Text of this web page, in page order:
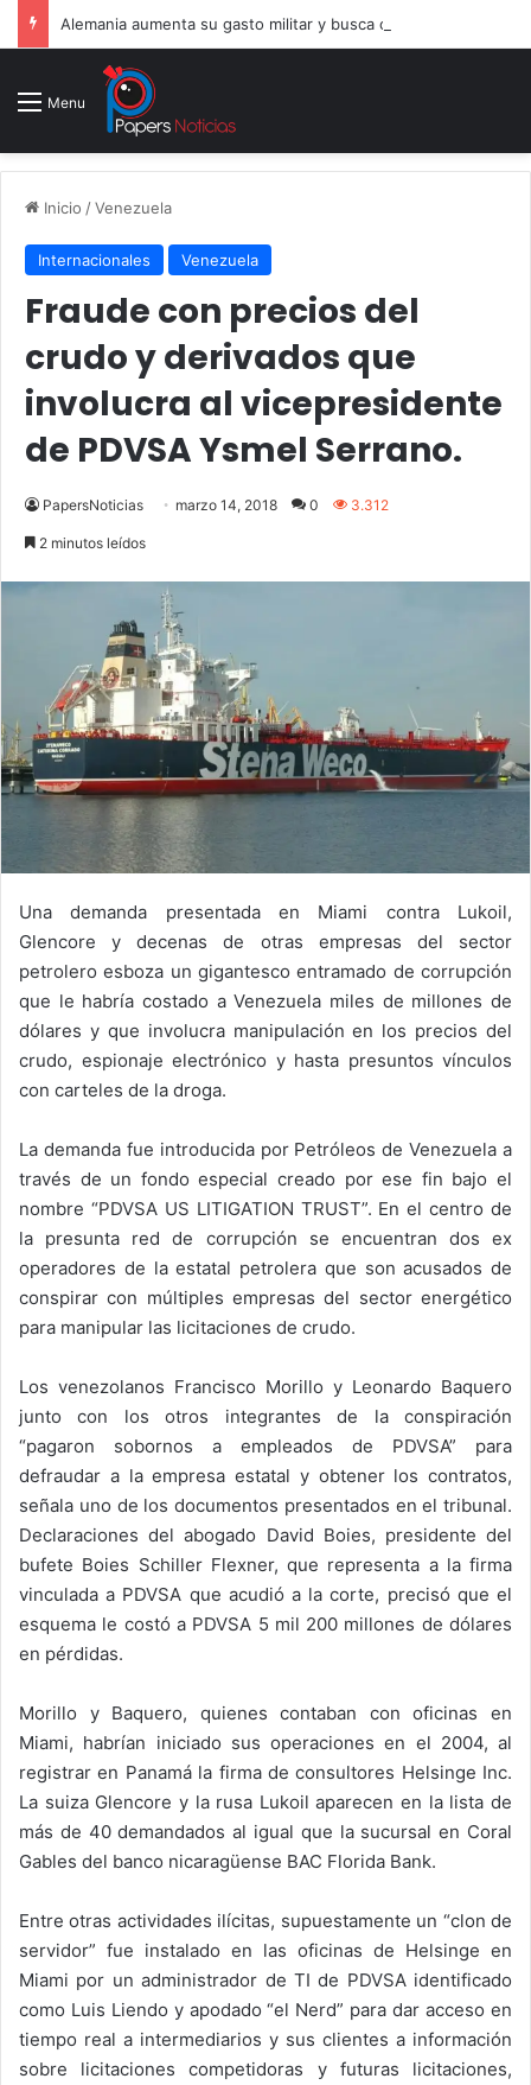
Menu
Inicio /Venezuela
Internacionales Venezuela
Fraude con precios del
crudo y derivados que
involucra al vicepresidente
de PDVSA Ysmel Serrano.
PapersNoticias marzo 14, 2018 0 3.312
2 minutos leídos
Una demanda presentada en Miami contra Lukoil,
Glencore y decenas de otras empresas del sector
petrolero esboza un gigantesco entramado de corrupción
que le habría costado a Venezuela miles de millones de
dólares y que involucra manipulación en los precios del
crudo, espionaje electrónico y hasta presuntos vínculos
con carteles de la droga.
La demanda fue introducida por Petróleos de Venezuela a
través de un fondo especial creado por ese fin bajo el
nombre “PDVSA US LITIGATION TRUST”. En el centro de
la presunta red de corrupción se encuentran dos ex
operadores de la estatal petrolera que son acusados de
conspirar con múltiples empresas del sector energético
para manipular las licitaciones de crudo.
Los venezolanos Francisco Morillo y Leonardo Baquero
junto con los otros integrantes de la conspiración
“pagaron sobornos a empleados de PDVSA” para
defraudar a la empresa estatal y obtener los contratos,
señala uno de los documentos presentados en el tribunal.
Declaraciones del abogado David Boies, presidente del
bufete Boies Schiller Flexner, que representa a la firma
vinculada a PDVSA que acudió a la corte, precisó que el
esquema le costó a PDVSA 5 mil 200 millones de dólares
en pérdidas.
Morillo y Baquero, quienes contaban con oficinas en
Miami, habrían iniciado sus operaciones en el 2004, al
registrar en Panamá la firma de consultores Helsinge Inc.
La suiza Glencore y la rusa Lukoil aparecen en la lista de
más de 40 demandados al igual que la sucursal en Coral
Gables del banco nicaragüense BAC Florida Bank.
Entre otras actividades ilícitas, supuestamente un “clon de
servidor” fue instalado en las oficinas de Helsinge en
Miami por un administrador de TI de PDVSA identificado
como Luis Liendo y apodado “el Nerd” para dar acceso en
tiempo real a intermediarios y sus clientes a información
sobre licitaciones competidoras y futuras licitaciones,